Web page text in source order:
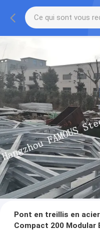
Pont en treillis en
Compact 200 Modular